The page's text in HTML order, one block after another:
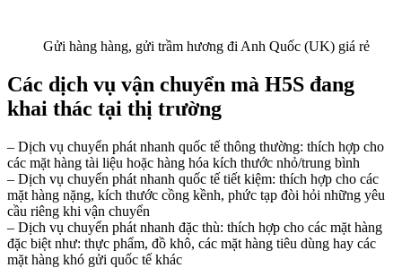
Gửi hàng hàng, gửi trầm hương đi Anh Quốc (UK) giá rẻ
Các dịch vụ vận chuyển mà H5S đang
khai thác tại thị trường
– Dịch vụ chuyển phát nhanh quốc tế thông thường: thích hợp cho
các mặt hàng tài liệu hoặc hàng hóa kích thước nhỏ/trung bình
– Dịch vụ chuyển phát nhanh quốc tế tiết kiệm: thích hợp cho các
mặt hàng nặng, kích thước cồng kềnh, phức tạp đòi hỏi những yêu
cầu riêng khi vận chuyển
– Dịch vụ chuyển phát nhanh đặc thù: thích hợp cho các mặt hàng
đặc biệt như: thực phẩm, đồ khô, các mặt hàng tiêu dùng hay các
mặt hàng khó gửi quốc tế khác